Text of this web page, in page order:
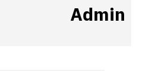
Admin